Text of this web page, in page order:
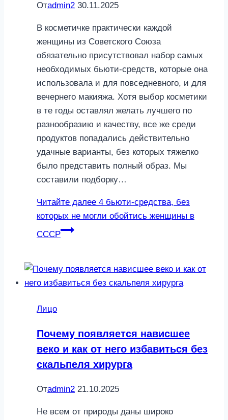
Отadmin2 30.11.2025
В косметичке практически каждой
женщины из Советского Союза
обязательно присутствовал набор самых
необходимых бьюти-средств, которые она
использовала и для повседневного, и для
вечернего макияжа. Хотя выбор косметики
в те годы оставлял желать лучшего по
разнообразию и качеству, все же среди
продуктов попадались действительно
удачные варианты, без которых тяжелко
было представить полный образ. Мы
составили подборку…
Читайте далее 4 бьюти-средства, без
которых не могли обойтись женщины в
СССР
Лицо
Почему появляется нависшее
веко и как от него избавиться без
скальпеля хирурга
Отadmin2 21.10.2025
Не всем от природы даны широко